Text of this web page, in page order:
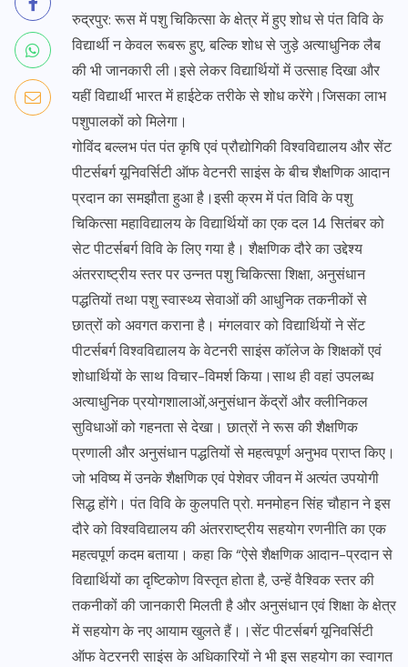
रुद्रपुर: रूस में पशु चिकित्सा के क्षेत्र में हुए शोध से पंत विवि के
विद्यार्थी न केवल रूबरू हुए, बल्कि शोध से जुड़े अत्याधुनिक लैब
की भी जानकारी ली।इसे लेकर विद्यार्थियों में उत्साह दिखा और
यहीं विद्यार्थी भारत में हाईटेक तरीके से शोध करेंगे।जिसका लाभ
पशुपालकों को मिलेगा।
गोविंद बल्लभ पंत पंत कृषि एवं प्रौद्योगिकी विश्वविद्यालय और सेंट
पीटर्सबर्ग यूनिवर्सिटी ऑफ वेटनरी साइंस के बीच शैक्षणिक आदान
प्रदान का समझौता हुआ है।इसी क्रम में पंत विवि के पशु
चिकित्सा महाविद्यालय के विद्यार्थियों का एक दल 14 सितंबर को
सेट पीटर्सबर्ग विवि के लिए गया है। शैक्षणिक दौरे का उद्देश्य
अंतरराष्ट्रीय स्तर पर उन्नत पशु चिकित्सा शिक्षा, अनुसंधान
पद्धतियों तथा पशु स्वास्थ्य सेवाओं की आधुनिक तकनीकों से
छात्रों को अवगत कराना है। मंगलवार को विद्यार्थियों ने सेंट
पीटर्सबर्ग विश्वविद्यालय के वेटनरी साइंस कॉलेज के शिक्षकों एवं
शोधार्थियों के साथ विचार-विमर्श किया।साथ ही वहां उपलब्ध
अत्याधुनिक प्रयोगशालाओं,अनुसंधान केंद्रों और क्लीनिकल
सुविधाओं को गहनता से देखा। छात्रों ने रूस की शैक्षणिक
प्रणाली और अनुसंधान पद्धतियों से महत्वपूर्ण अनुभव प्राप्त किए।
जो भविष्य में उनके शैक्षणिक एवं पेशेवर जीवन में अत्यंत उपयोगी
सिद्ध होंगे। पंत विवि के कुलपति प्रो. मनमोहन सिंह चौहान ने इस
दौरे को विश्वविद्यालय की अंतरराष्ट्रीय सहयोग रणनीति का एक
महत्वपूर्ण कदम बताया। कहा कि “ऐसे शैक्षणिक आदान-प्रदान से
विद्यार्थियों का दृष्टिकोण विस्तृत होता है, उन्हें वैश्विक स्तर की
तकनीकों की जानकारी मिलती है और अनुसंधान एवं शिक्षा के क्षेत्र
में सहयोग के नए आयाम खुलते हैं।।सेंट पीटर्सबर्ग यूनिवर्सिटी
ऑफ वेटरनरी साइंस के अधिकारियों ने भी इस सहयोग का स्वागत